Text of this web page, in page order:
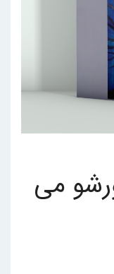
می